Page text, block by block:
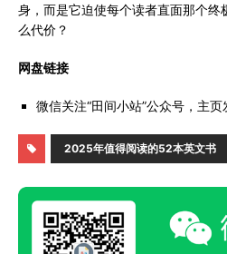
身，而是它迫使每个读者直面那个终
么代价？
网盘链接
微信关注“田间小站”公众号，主
2025年值得阅读的52本英文书